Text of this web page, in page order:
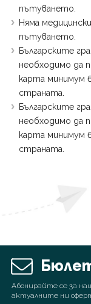
пътуването.
Няма
пътуването.
Българските
необходимо да
карта минимум
страната.
Българските
необходимо да
карта минимум
страната.
Абонирайте се за
актуалните ни